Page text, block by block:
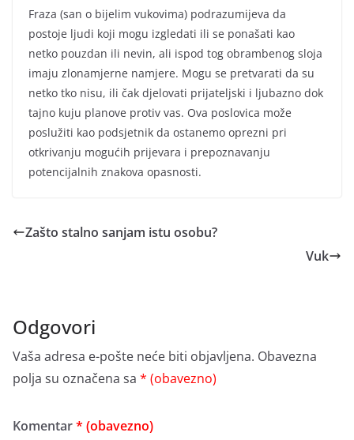
Fraza (san o bijelim vukovima) podrazumijeva da
postoje ljudi koji mogu izgledati ili se ponašati kao
netko pouzdan ili nevin, ali ispod tog obrambenog sloja
imaju zlonamjerne namjere. Mogu se pretvarati da su
netko tko nisu, ili čak djelovati prijateljski i ljubazno dok
tajno kuju planove protiv vas. Ova poslovica može
poslužiti kao podsjetnik da ostanemo oprezni pri
otkrivanju mogućih prijevara i prepoznavanju
potencijalnih znakova opasnosti.
Zašto stalno sanjam istu osobu?
Vuk
Odgovori
Vaša adresa e-pošte neće biti objavljena. Obavezna
polja su označena sa * (obavezno)
Komentar* (obavezno)